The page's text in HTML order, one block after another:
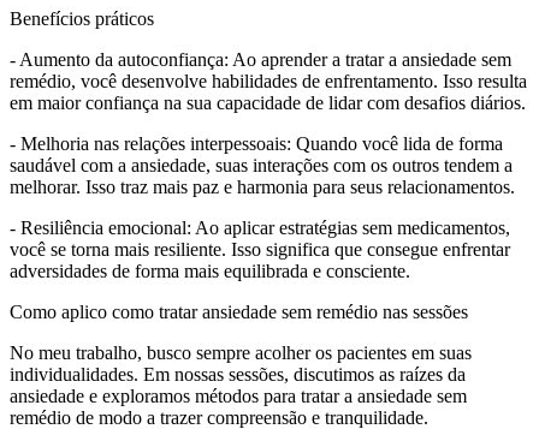
Benefícios práticos
- Aumento da autoconfiança: Ao aprender a tratar a ansiedade sem
remédio, você desenvolve habilidades de enfrentamento. Isso resulta
em maior confiança na sua capacidade de lidar com desafios diários.
- Melhoria nas relações interpessoais: Quando você lida de forma
saudável com a ansiedade, suas interações com os outros tendem a
melhorar. Isso traz mais paz e harmonia para seus relacionamentos.
- Resiliência emocional: Ao aplicar estratégias sem medicamentos,
você se torna mais resiliente. Isso significa que consegue enfrentar
adversidades de forma mais equilibrada e consciente.
Como aplico como tratar ansiedade sem remédio nas sessões
No meu trabalho, busco sempre acolher os pacientes em suas
individualidades. Em nossas sessões, discutimos as raízes da
ansiedade e exploramos métodos para tratar a ansiedade sem
remédio de modo a trazer compreensão e tranquilidade.